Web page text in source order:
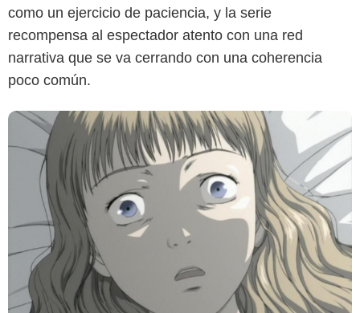
como un ejercicio de paciencia, y la serie
recompensa al espectador atento con una red
narrativa que se va cerrando con una coherencia
poco común.